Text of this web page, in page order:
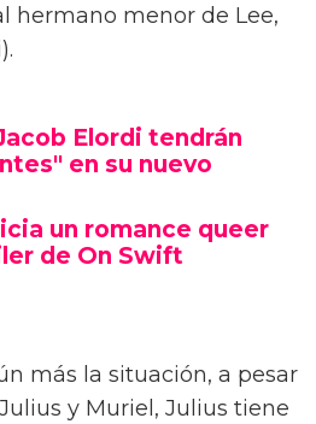
hermano menor de Lee,
Elordi tendrán
en su nuevo
un romance queer
de On Swift
más la situación, a pesar
y Muriel, Julius tiene